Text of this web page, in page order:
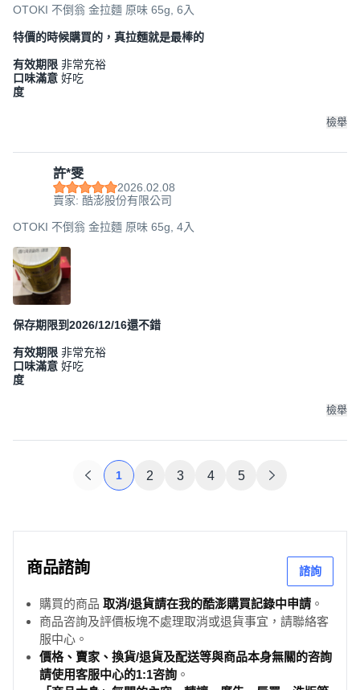
OTOKI 不倒翁 金拉麵 原味 65g, 6入
特價的時候購買的，真拉麵就是最棒的
有效期限 非常充裕
口味滿意
度
好吃
檢舉
許*雯
2026.02.08
賣家: 酷澎股份有限公司
OTOKI 不倒翁 金拉麵 原味 65g, 4入
保存期限到2026/12/16還不錯
有效期限 非常充裕
口味滿意
度
好吃
檢舉
1 2 3 4 5
商品諮詢 諮詢
購買的商品 取消/退貨請在我的酷澎購買記錄中申請 。
商品咨詢及評價板塊不處理取消或退貨事宜，請聯絡客
服中心。
價格、賣家、換貨/退貨及配送等與商品本身無關的咨詢
請使用客服中心的1:1咨詢 。